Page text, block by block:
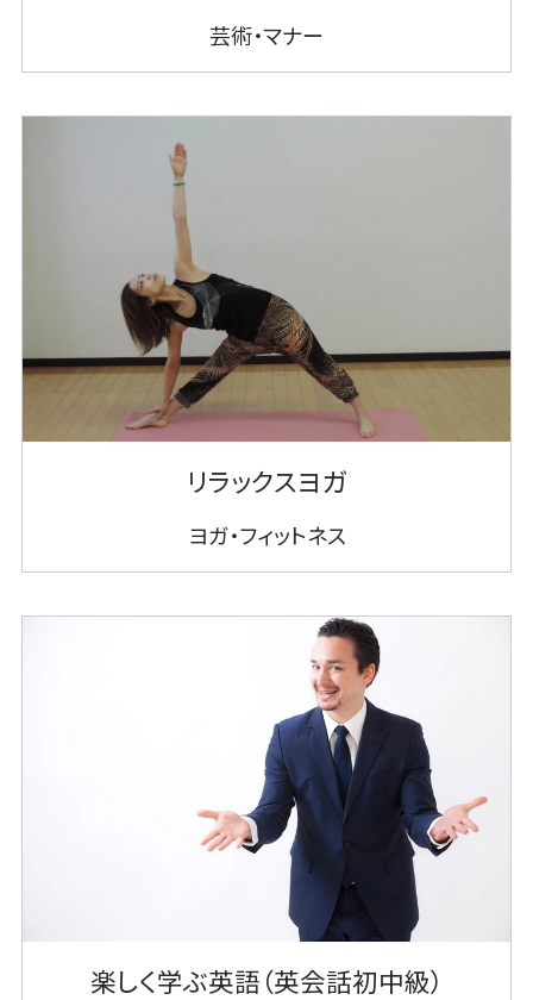
芸術・マナー
リラックスヨガ
ヨガ・フィットネス
楽しく学ぶ英語（英会話初中級）